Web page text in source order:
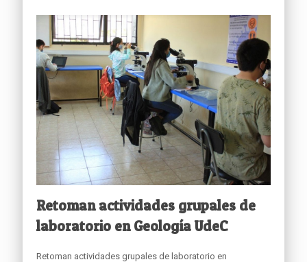
Retoman actividades grupales de
laboratorio en Geología UdeC
Retoman actividades grupales de laboratorio en